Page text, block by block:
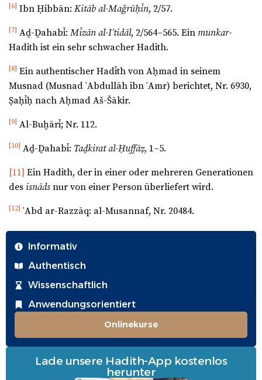
[6] Ibn Ḥibbān: Kitāb al-Maǧrūḥīn, 2/57.
[7] Aḏ-Ḏahabī: Mīzān al-Iʿtidāl, 2/564–565. Ein munkar-
Hadith ist ein sehr schwacher Hadith.
[8] Ein authentischer Hadīth von Aḥmad in seinem
Musnad (Musnad ʿAbdullāh ibn ʿAmr) berichtet, Nr. 6930,
Ṣaḥīḥ nach Aḥmad Aš-Šākir.
[9] Al-Buḫārī; Nr. 112.
[10] Aḏ-Ḏahabī: Taḏkirat al-Ḥuffāẓ, 1–5.
[11] Ein Hadith, der in einer oder mehreren Generationen
des isnāds nur von einer Person überliefert wird.
[12] ʿAbd ar-Razzāq: al-Musannaf, Nr. 20484.
Informativ
Authentisch
Wissenschaftlich
Anwendungsorientiert
Onlinekurse
Lade unsere Hadith-App kostenlos
herunter